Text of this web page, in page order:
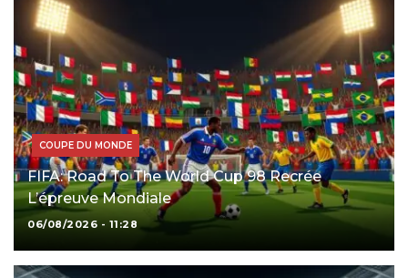
COUPE DU MONDE
FIFA: Road To The World Cup 98 Recrée
L’épreuve Mondiale
06/08/2026 - 11:28